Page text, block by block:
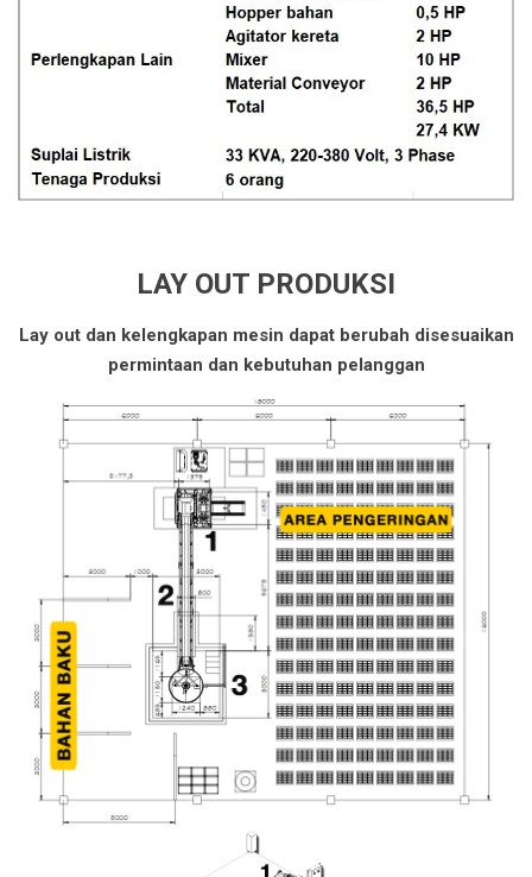
LAY OUT PRODUKSI
Lay out dan kelengkapan mesin dapat berubah disesuaikan
permintaan dan kebutuhan pelanggan